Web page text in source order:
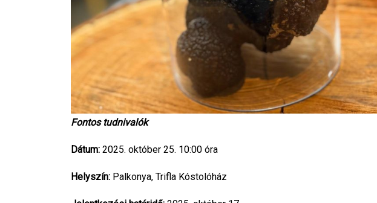
Fontos tudnivalók
Dátum: 2025. október 25. 10:00 óra
Helyszín: Palkonya, Trifla Kóstolóház